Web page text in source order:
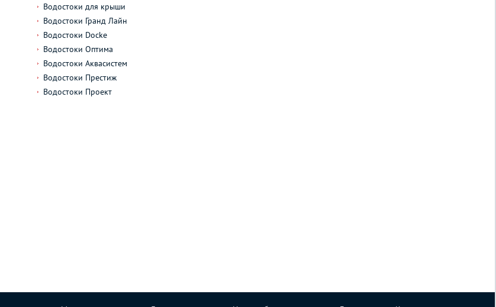
Водостоки для крыши
Водостоки Гранд Лайн
Водостоки Docke
Водостоки Оптима
Водостоки Аквасистем
Водостоки Престиж
Водостоки Проект